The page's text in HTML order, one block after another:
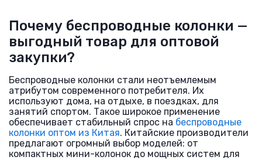
Почему беспроводные колонки —
выгодный товар для оптовой
закупки?
Беспроводные колонки стали неотъемлемым
атрибутом современного потребителя. Их
используют дома, на отдыхе, в поездках, для
занятий спортом. Такое широкое применение
обеспечивает стабильный спрос на беспроводные
колонки оптом из Китая. Китайские производители
предлагают огромный выбор моделей: от
компактных мини-колонок до мощных систем для